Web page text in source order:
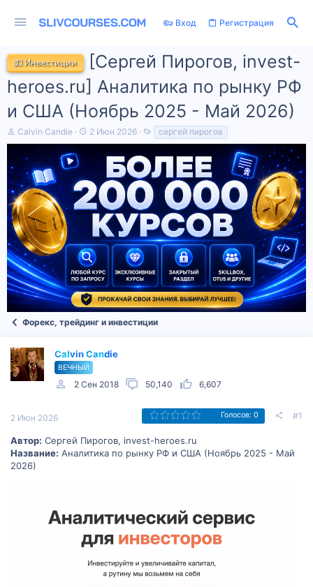
Вход Регистрация
💵 Инвестиции
[Сергей Пирогов, invest-
heroes.ru] Аналитика по рынку РФ
и США (Ноябрь 2025 - Май 2026)
А
в
т
о
р
т
е
м
ы
Calvin Candie
Д
а
а
ч
а
л
2 Июн 2026
е
и
сергей пирогов
Форекс, трейдинг и инвестиции
Calvin Candie
ВЕЧНЫЙ
2 Сен 2018 50,140 6,607
2 Июн 2026 Голосов: 0 #1
Автор: Сергей Пирогов, invest-heroes.ru
Название: Аналитика по рынку РФ и США (Ноябрь 2025 - Май
2026)